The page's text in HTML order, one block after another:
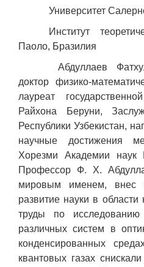
Университет
Институт
Паоло, Бразилия
Абдуллаев
доктор физико-
лауреат
Райхона Беруни,
Республики Узбекистан,
научные достижения
Хорезми Академии наук
Профессор Ф. Х.
мировым именем, внес
развитие науки в
труды по исследованию
различных систем в
конденсированных
квантовых газах